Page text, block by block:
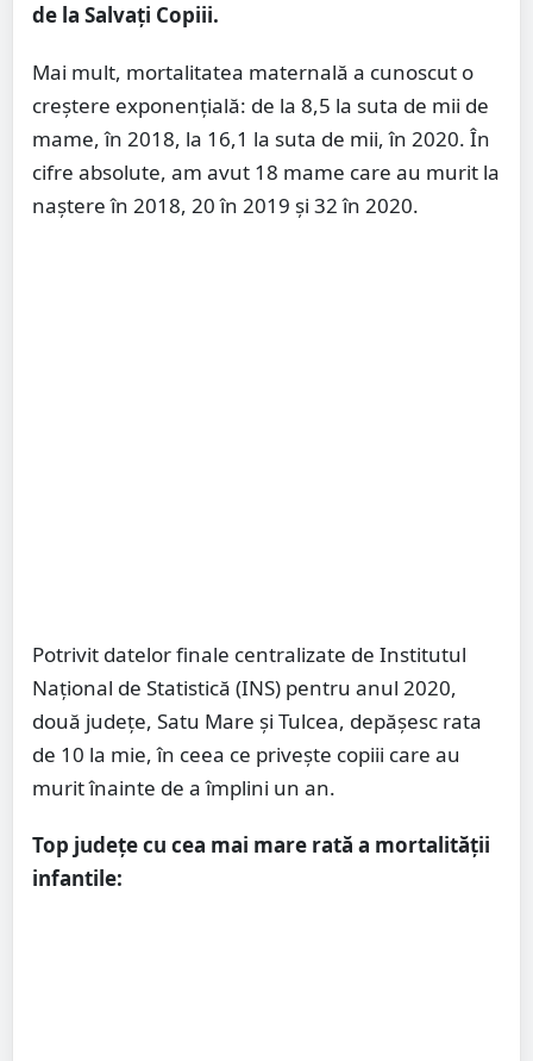
de la Salvați Copiii.
Mai mult, mortalitatea maternală a cunoscut o
creștere exponențială: de la 8,5 la suta de mii de
mame, în 2018, la 16,1 la suta de mii, în 2020. În
cifre absolute, am avut 18 mame care au murit la
naștere în 2018, 20 în 2019 și 32 în 2020.
Potrivit datelor finale centralizate de Institutul
Național de Statistică (INS) pentru anul 2020,
două județe, Satu Mare și Tulcea, depășesc rata
de 10 la mie, în ceea ce privește copiii care au
murit înainte de a împlini un an.
Top județe cu cea mai mare rată a mortalității
infantile: